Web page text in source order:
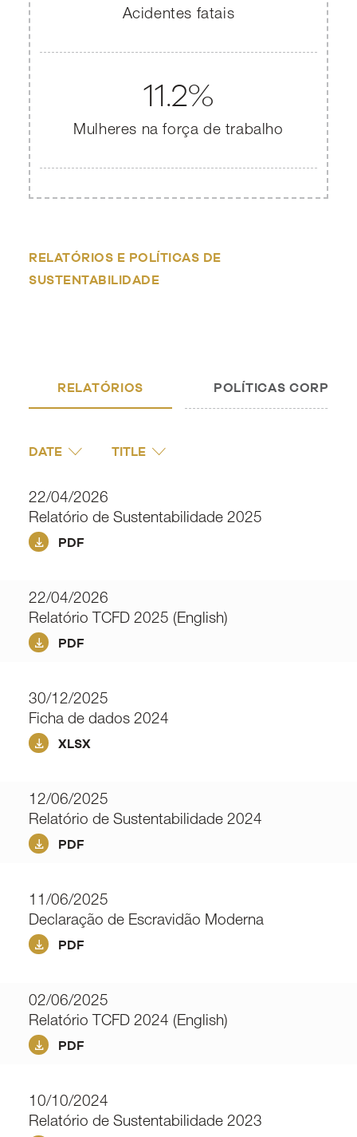
Acidentes fatais
11.2%
Mulheres na força de trabalho
RELATÓRIOS E POLÍTICAS DE
SUSTENTABILIDADE
RELATÓRIOS POLÍTICAS
DATE TITLE
22/04/2026
Relatório de Sustentabilidade 2025
PDF
22/04/2026
Relatório TCFD 2025 (English)
PDF
30/12/2025
Ficha de dados 2024
XLSX
12/06/2025
Relatório de Sustentabilidade 2024
PDF
11/06/2025
Declaração de Escravidão Moderna
PDF
02/06/2025
Relatório TCFD 2024 (English)
PDF
10/10/2024
Relatório de Sustentabilidade 2023